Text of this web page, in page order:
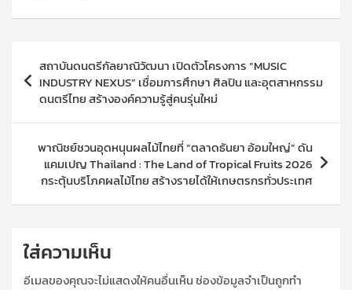
แนะแนว
เรื่องสถาบันดนตรีกัลยาณิวัฒนา เปิดตัวโครงการ “MUSIC
INDUSTRY NEXUS” เชื่อมการศึกษา ศิลปิน และอุตสาหกรรม
ดนตรีไทย สร้างองค์ความรู้สู่คนรุ่นใหม่
พาณิชย์ชวนอุดหนุนผลไม้ไทยที่ “ตลาดธันยา อ้อมใหญ่” ดัน
แคมเปญ Thailand : The Land of Tropical Fruits 2026
กระตุ้นบริโภคผลไม้ไทย สร้างรายได้ให้เกษตรกรทั่วประเทศ
ใส่ความเห็น
อีเมลของคุณจะไม่แสดงให้คนอื่นเห็นช่องข้อมูลจำเป็นถูกทำ